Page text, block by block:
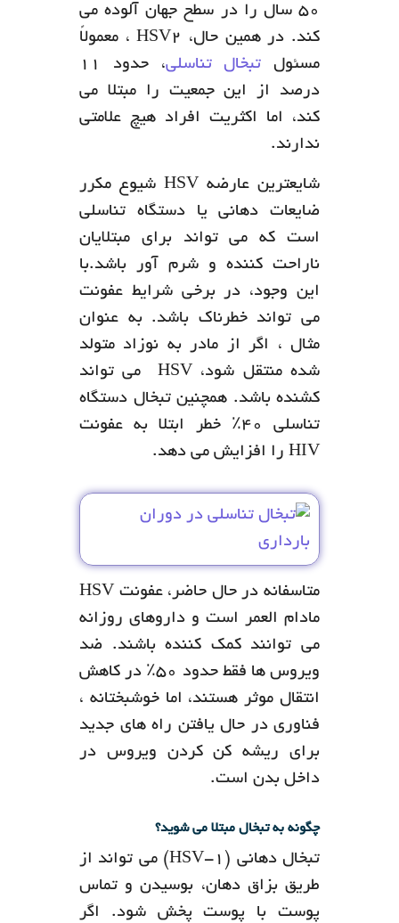
50 سال را در سطح جهان آلوده می
کند. در همین حال، HSV2 ، معمولاً
مسئول تبخال تناسلی
، حدود 11
درصد از این جمعیت را مبتلا می
کند، اما اکثریت افراد هیچ علامتی
ندارند.
شایعترین عارضه HSV شیوع مکرر
ضایعات دهانی یا دستگاه تناسلی
است که می تواند برای مبتلایان
ناراحت کننده و شرم آور باشد.با
این وجود، در برخی شرایط عفونت
می تواند خطرناک باشد. به عنوان
مثال ، اگر از مادر به نوزاد متولد
شده منتقل شود، HSV می تواند
کشنده باشد. همچنین تبخال دستگاه
تناسلی 40٪ خطر ابتلا به عفونت
HIV را افزایش می دهد.
متاسفانه در حال حاضر، عفونت HSV
مادام العمر است و داروهای روزانه
می توانند کمک کننده باشند. ضد
ویروس ها فقط حدود 50٪ در کاهش
انتقال موثر هستند، اما خوشبختانه ،
فناوری در حال یافتن راه های جدید
برای ریشه کن کردن ویروس در
داخل بدن است.
چگونه به تبخال مبتلا می شوید؟
تبخال دهانی (HSV-1) می تواند از
طریق بزاق دهان، بوسیدن و تماس
پوست با پوست پخش شود. اگر